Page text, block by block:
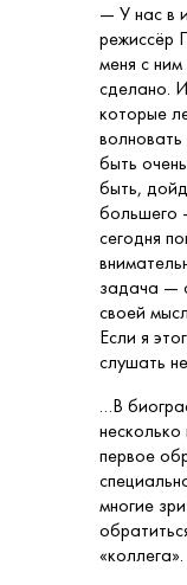
— У нас в
режиссёр
меня с
сделано.
которые
быть
быть,
большего
сегодня
задача —
своей
Если я
слушать
…В
первое
многие
«коллега».